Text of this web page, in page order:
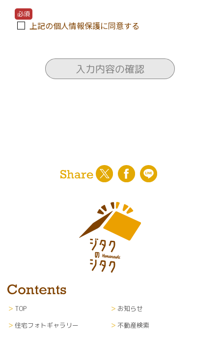
し、他の目的には使用しません。
〇当サービスの安全な運営に必要な不正対策
〇当サービスの改善・新規開発
〇利用者のサービス向上を目的とした各種調査、
解析、分析、マーケティング、統計データの作成
イト等各種媒体への掲載
※なお、上記サービスの提供は、退会により中止
することが出来ます。
利用者のプライバシー保護のため、利用者の了解
を得ることなく第三者に開示することはありませ
ん。
■個人情報の管理
当サイトにて収集した個人情報（あらゆる媒体形
必須
上記の個人情報保護に同意する
入力内容の確認
TOP
お知らせ
住宅フォトギャラリー
不動産検索